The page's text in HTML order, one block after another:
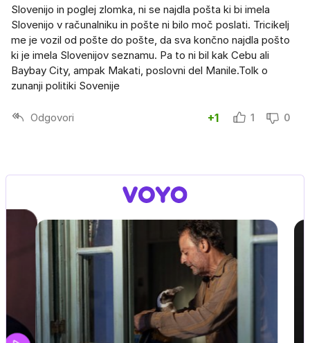
Slovenijo in poglej zlomka, ni se najdla pošta ki bi imela
Slovenijo v računalniku in pošte ni bilo moč poslati. Tricikelj
me je vozil od pošte do pošte, da sva končno najdla pošto
ki je imela Slovenijov seznamu. Pa to ni bil kak Cebu ali
Baybay City, ampak Makati, poslovni del Manile.Tolk o
zunanji politiki Sovenije
Odgovori +1 1 0